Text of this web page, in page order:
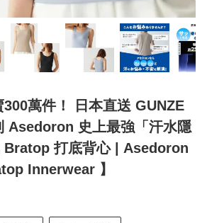
300萬件！ 日本直送 GUNZE
Asedoron 史上最強「汗水隱
Bratop 打底背心 | Asedoron
Innerwear 】